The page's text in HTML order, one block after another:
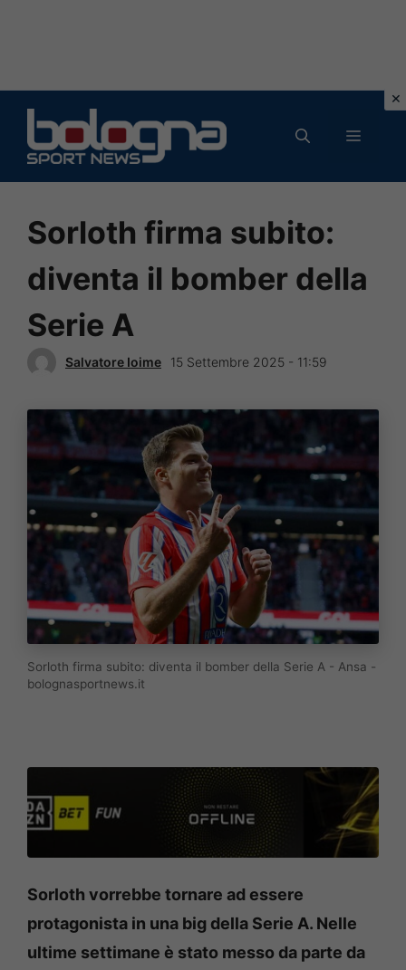
contenuto
MENU
Sorloth firma subito:
diventa il bomber della
Serie A
Salvatore Ioime 15 Settembre 2025 - 11:59
Sorloth firma subito: diventa il bomber della Serie A - Ansa -
bolognasportnews.it
Sorloth vorrebbe tornare ad essere
protagonista in una big della Serie A. Nelle
ultime settimane è stato messo da parte da